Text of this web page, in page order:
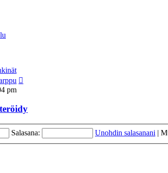
pm
Salasana: Unohdin salasanani |